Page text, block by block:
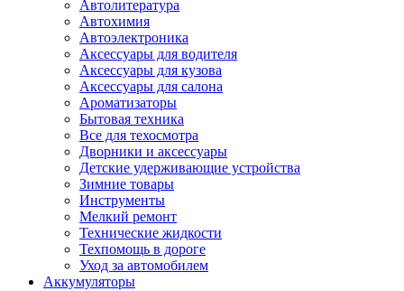
Автолитература
Автохимия
Автоэлектроника
Аксессуары для водителя
Аксессуары для кузова
Аксессуары для салона
Ароматизаторы
Бытовая техника
Все для техосмотра
Дворники и аксессуары
Детские удерживающие устройства
Зимние товары
Инструменты
Мелкий ремонт
Технические жидкости
Техпомощь в дороге
Уход за автомобилем
Аккумуляторы